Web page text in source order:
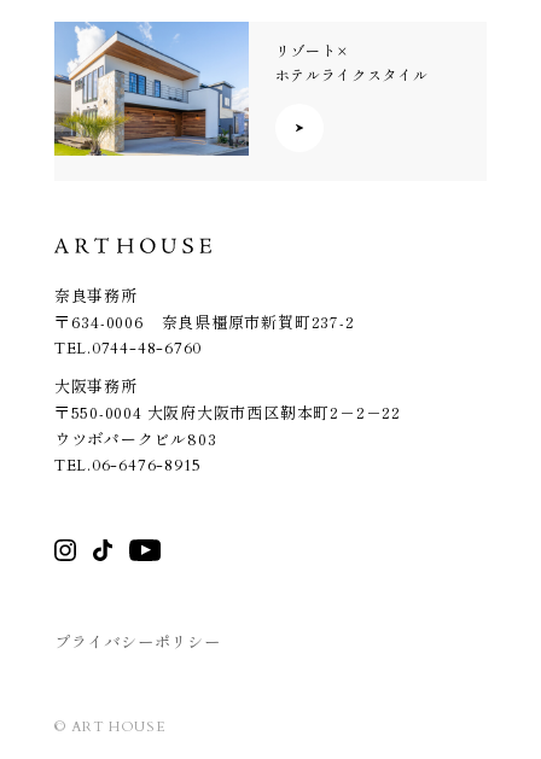
リゾート×
ホテルライクスタイル
奈良事務所
〒634-0006 奈良県橿原市新賀町237-2
TEL.0744-48-6760
大阪事務所
〒550-0004 大阪府大阪市西区靭本町2－2－22
ウツボパークビル803
TEL.06-6476-8915
プライバシーポリシー
© ART HOUSE